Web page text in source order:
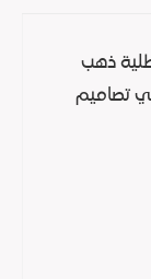
ذهب
تصاميم